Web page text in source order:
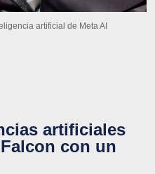
artificial de Meta AI
artificiales
con un